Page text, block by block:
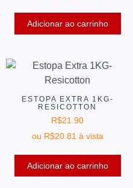
Adicionar ao carrinho
ESTOPA EXTRA 1KG-
RESICOTTON
R$21.90
ou R$20.81 à vista
Adicionar ao carrinho